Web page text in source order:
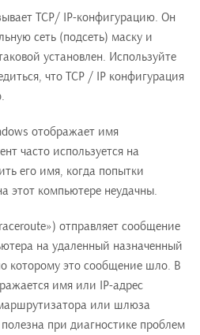
TCP/ IP-конфигурацию. Он
сеть (подсеть) маску и
установлен. Используйте
что TCP / IP конфигурация
отображает имя
часто используется на
его имя, когда попытки
этот компьютере неудачны.
отправляет сообщение
на удаленный назначенный
которому это сообщение шло. В
имя или IP-адрес
или шлюза
при диагностике проблем